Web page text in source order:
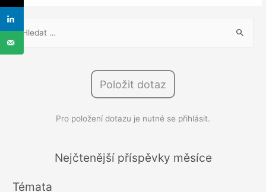
V
y
h
í
Položit dotaz
Pro položení dotazu je nutné se přihlásit.
Nejčtenější příspěvky měsíce
Témata